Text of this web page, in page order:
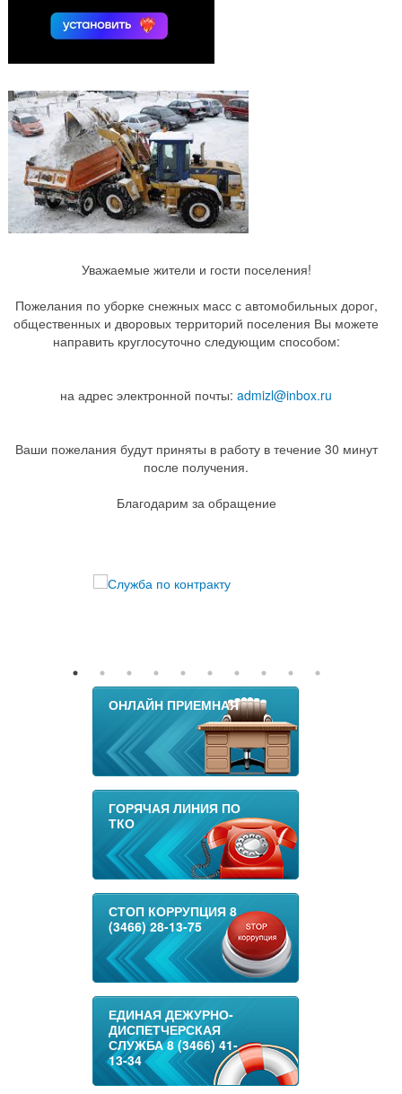
Уважаемые жители и гости поселения!
Пожелания по уборке снежных масс с автомобильных дорог,
общественных и дворовых территорий поселения Вы можете
направить круглосуточно следующим способом:
на адрес электронной почты: admizl@inbox.ru
Ваши пожелания будут приняты в работу в течение 30 минут
после получения.
Благодарим за обращение
ОНЛАЙН ПРИЕМНАЯ
ГОРЯЧАЯ ЛИНИЯ ПО
ТКО
СТОП КОРРУПЦИЯ 8
(3466) 28-13-75
ЕДИНАЯ ДЕЖУРНО-
ДИСПЕТЧЕРСКАЯ
СЛУЖБА 8 (3466) 41-
13-34